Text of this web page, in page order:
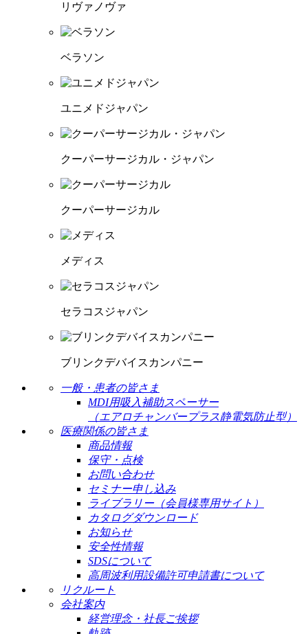
リヴァノヴァ
ベラソン
ユニメドジャパン
クーパーサージカル・ジャパン
クーパーサージカル
メディス
セラコスジャパン
ブリンクデバイスカンパニー
一般・患者の皆さま
MDI用吸入補助スペーサー
（エアロチャンバープラス静電気防止型）
医療関係の皆さま
商品情報
保守・点検
お問い合わせ
セミナー申し込み
ライブラリー（会員様専用サイト）
カタログダウンロード
お知らせ
安全性情報
SDSについて
高周波利用設備許可申請書について
リクルート
会社案内
経営理念・社長ご挨拶